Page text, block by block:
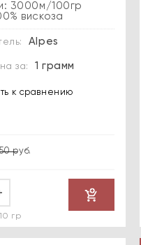
3000м/100гр
вискоза
Alpes
за: 1 грамм
к сравнению
руб.
гр